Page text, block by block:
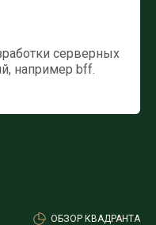
серверных
например bff.
ОБЗОР КВАДРАНТА